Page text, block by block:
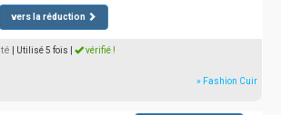
vers la réduction
| Utilisé 5 fois vérifié !
» Fashion Cuir